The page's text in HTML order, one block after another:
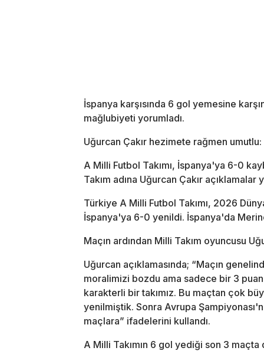
İspanya karşısında 6 gol yemesine
mağlubiyeti yorumladı.
Uğurcan Çakır hezimete rağmen
A Milli Futbol Takımı, İspanya'ya 6-0
Takım adına Uğurcan Çakır açıklamalar
Türkiye A Milli Futbol Takımı, 2026
İspanya'ya 6-0 yenildi. İspanya'da
Maçın ardından Milli Takım oyuncusu
Uğurcan açıklamasında; “Maçın
moralimizi bozdu ama sadece bir 3
karakterli bir takımız. Bu maçtan çok
yenilmiştik. Sonra Avrupa
maçlara” ifadelerini kullandı.
A Milli Takımın 6 gol yediği son 3 maçta